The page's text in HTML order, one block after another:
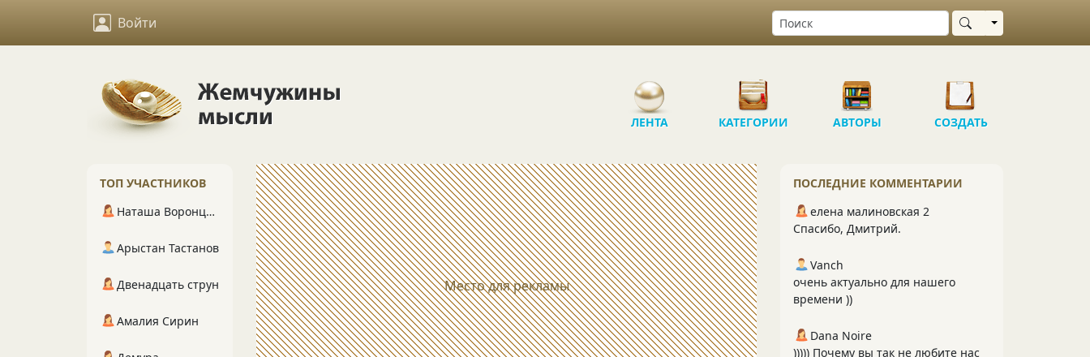
Войти Выбрать область
ЛЕНТА КАТЕГОРИИ АВТОРЫ СОЗДАТЬ
Место для рекламы
ПОСЛЕДНИЕ КОММЕНТАРИИ
елена малиновская 2
Спасибо, Дмитрий.
Vanch
очень актуально для нашего
времени ))
Dana Noire
))))) Почему вы так не любите нас
ТОП УЧАСТНИКОВ
Наташа Воронцова
Арыстан Тастанов
Двенадцать струн
Амалия Сирин